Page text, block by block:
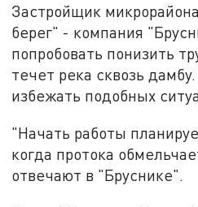
Застройщик
берег" - компания
попробовать понизить
течет река сквозь
избежать подобных
"Начать работы
когда протока
отвечают в "Бруснике".